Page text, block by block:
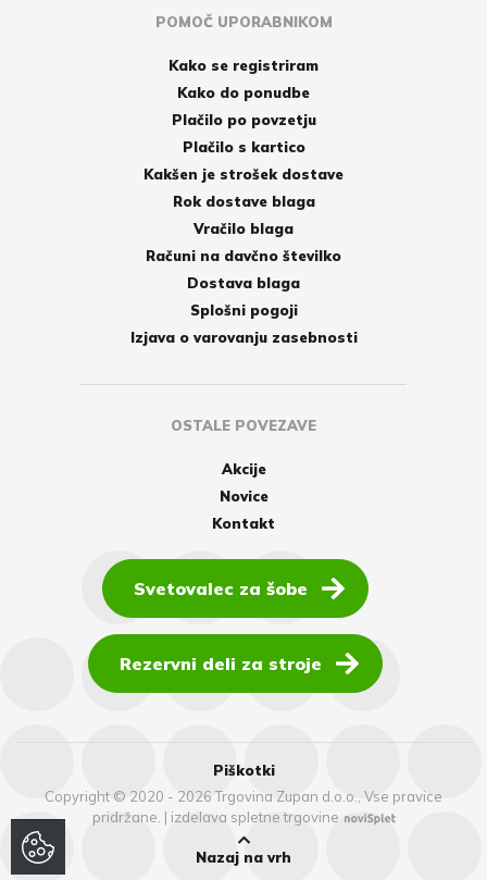
POMOČ UPORABNIKOM
Kako se registriram
Kako do ponudbe
Plačilo po povzetju
Plačilo s kartico
Kakšen je strošek dostave
Rok dostave blaga
Vračilo blaga
Računi na davčno številko
Dostava blaga
Splošni pogoji
Izjava o varovanju zasebnosti
OSTALE POVEZAVE
Akcije
Novice
Kontakt
Svetovalec za šobe
Rezervni deli za stroje
Piškotki
Copyright © 2020 - 2026 Trgovina Zupan d.o.o., Vse pravice
pridržane. | izdelava spletne trgovine
Nazaj na vrh